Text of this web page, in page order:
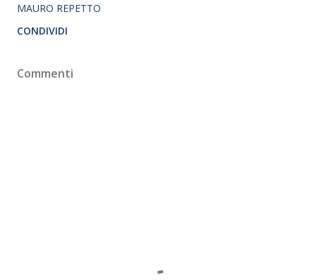
MAURO REPETTO
CONDIVIDI
Commenti